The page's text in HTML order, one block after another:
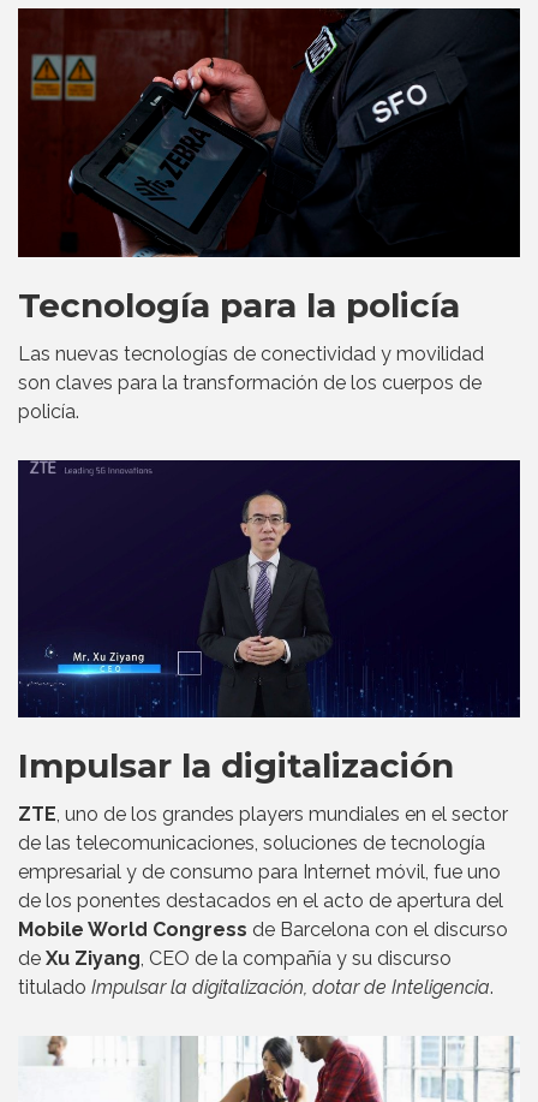
Tecnología para la policía
Las nuevas tecnologías de conectividad y movilidad
son claves para la transformación de los cuerpos de
policía.
Impulsar la digitalización
ZTE, uno de los grandes players mundiales en el sector
de las telecomunicaciones, soluciones de tecnología
empresarial y de consumo para Internet móvil, fue uno
de los ponentes destacados en el acto de apertura del
Mobile World Congress de Barcelona con el discurso
de Xu Ziyang, CEO de la compañía y su discurso
titulado Impulsar la digitalización, dotar de Inteligencia.